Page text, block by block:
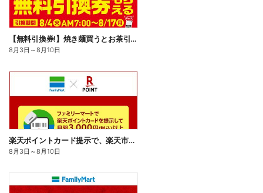
【無料引換券!】焼き麺買うとお茶引換券貰える!
8月3日 ～8月10日
楽天ポイントカード提示で、楽天市場でのお買い物がおトクに!
8月3日 ～8月10日